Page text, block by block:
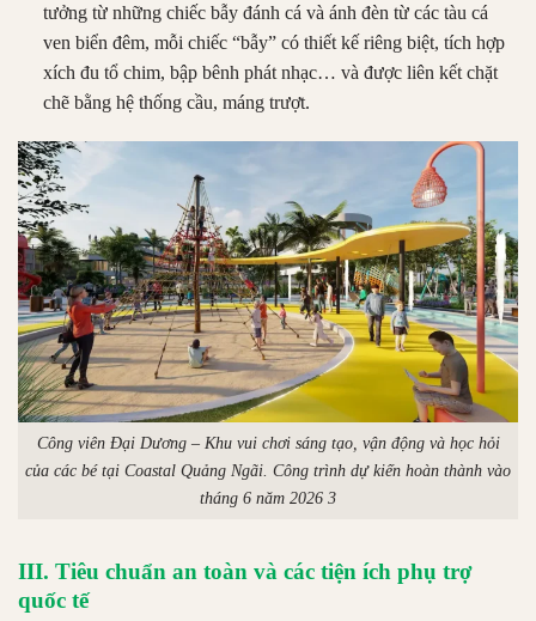
tưởng từ những chiếc bẫy đánh cá và ánh đèn từ các tàu cá
ven biển đêm, mỗi chiếc “bẫy” có thiết kế riêng biệt, tích hợp
xích đu tổ chim, bập bênh phát nhạc… và được liên kết chặt
chẽ bằng hệ thống cầu, máng trượt.
Công viên Đại Dương – Khu vui chơi sáng tạo, vận động và học hỏi
của các bé tại Coastal Quảng Ngãi. Công trình dự kiến hoàn thành vào
tháng 6 năm 2026 3
III. Tiêu chuẩn an toàn và các tiện ích phụ trợ
quốc tế